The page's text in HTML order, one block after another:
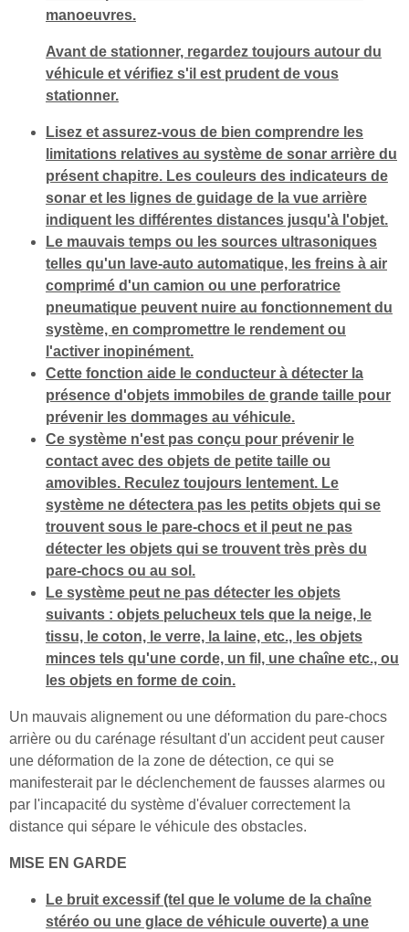
manoeuvres.
Avant de stationner, regardez toujours autour du
véhicule et vérifiez s'il est prudent de vous
stationner.
Lisez et assurez-vous de bien comprendre les
limitations relatives au système de sonar arrière du
présent chapitre. Les couleurs des indicateurs de
sonar et les lignes de guidage de la vue arrière
indiquent les différentes distances jusqu'à l'objet.
Le mauvais temps ou les sources ultrasoniques
telles qu'un lave-auto automatique, les freins à air
comprimé d'un camion ou une perforatrice
pneumatique peuvent nuire au fonctionnement du
système, en compromettre le rendement ou
l'activer inopinément.
Cette fonction aide le conducteur à détecter la
présence d'objets immobiles de grande taille pour
prévenir les dommages au véhicule.
Ce système n'est pas conçu pour prévenir le
contact avec des objets de petite taille ou
amovibles. Reculez toujours lentement. Le
système ne détectera pas les petits objets qui se
trouvent sous le pare-chocs et il peut ne pas
détecter les objets qui se trouvent très près du
pare-chocs ou au sol.
Le système peut ne pas détecter les objets
suivants : objets pelucheux tels que la neige, le
tissu, le coton, le verre, la laine, etc., les objets
minces tels qu'une corde, un fil, une chaîne etc., ou
les objets en forme de coin.
Un mauvais alignement ou une déformation du pare-chocs
arrière ou du carénage résultant d'un accident peut causer
une déformation de la zone de détection, ce qui se
manifesterait par le déclenchement de fausses alarmes ou
par l'incapacité du système d'évaluer correctement la
distance qui sépare le véhicule des obstacles.
MISE EN GARDE
Le bruit excessif (tel que le volume de la chaîne
stéréo ou une glace de véhicule ouverte) a une